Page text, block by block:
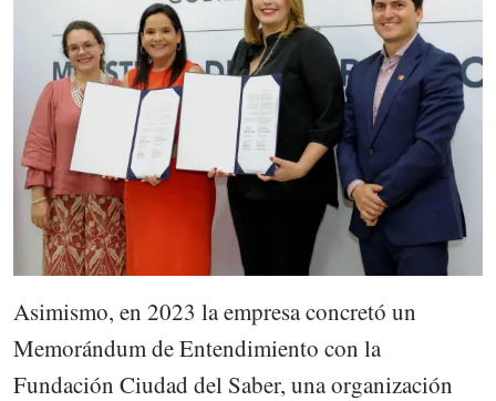
Asimismo, en 2023 la empresa concretó un
Memorándum de Entendimiento con la
Fundación Ciudad del Saber, una organización